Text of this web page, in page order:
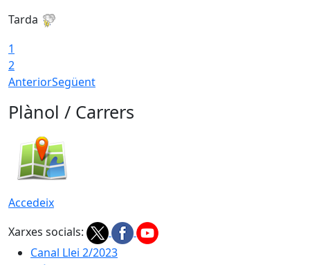
Tarda
1
2
AnteriorSegüent
Plànol / Carrers
Accedeix
Xarxes socials:
Canal Llei 2/2023